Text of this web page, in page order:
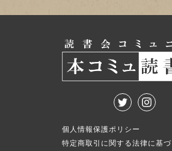
個人情報保護ポリシー
特定商取引に関する法律に基